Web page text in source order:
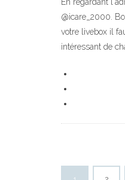
@icare_2000.
votre livebox il
intéressant de